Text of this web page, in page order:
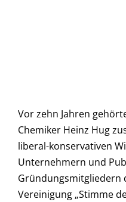
Vor zehn Jahren
Chemiker Heinz Hug
liberal-konservativen
Unternehmern und
Gründungsmitgliedern
Vereinigung „Stimme